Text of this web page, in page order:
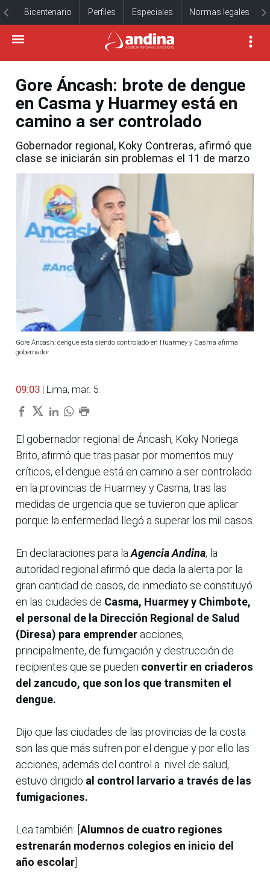
Bicentenario Perfiles Especiales Normas legales
Gore Áncash: brote de dengue
en Casma y Huarmey está en
camino a ser controlado
Gobernador regional, Koky Contreras, afirmó que
clase se iniciarán sin problemas el 11 de marzo
Gore Áncash: dengue esta siendo controlado en Huarmey y Casma afirma
gobernador
09:03 | Lima, mar. 5.
El gobernador regional de Áncash, Koky Noriega
Brito, afirmó que tras pasar por momentos muy
críticos, el dengue está en camino a ser controlado
en la provincias de Huarmey y Casma, tras las
medidas de urgencia que se tuvieron que aplicar
porque la enfermedad llegó a superar los mil casos.
En declaraciones para laAgencia Andina, la
autoridad regional afirmó que dada la alerta por la
gran cantidad de casos, de inmediato se constituyó
en las ciudades de Casma, Huarmey y Chimbote,
el personal de la Dirección Regional de Salud
(Diresa) para emprender acciones,
principalmente, de fumigación y destrucción de
recipientes que se pueden convertir en criaderos
del zancudo, que son los que transmiten el
dengue.
Dijo que las ciudades de las provincias de la costa
son las que más sufren por el dengue y por ello las
acciones, además del control a nivel de salud,
estuvo dirigido al control larvario a través de las
fumigaciones.
Lea también: [ Alumnos de cuatro regiones
estrenarán modernos colegios en inicio del
año escolar